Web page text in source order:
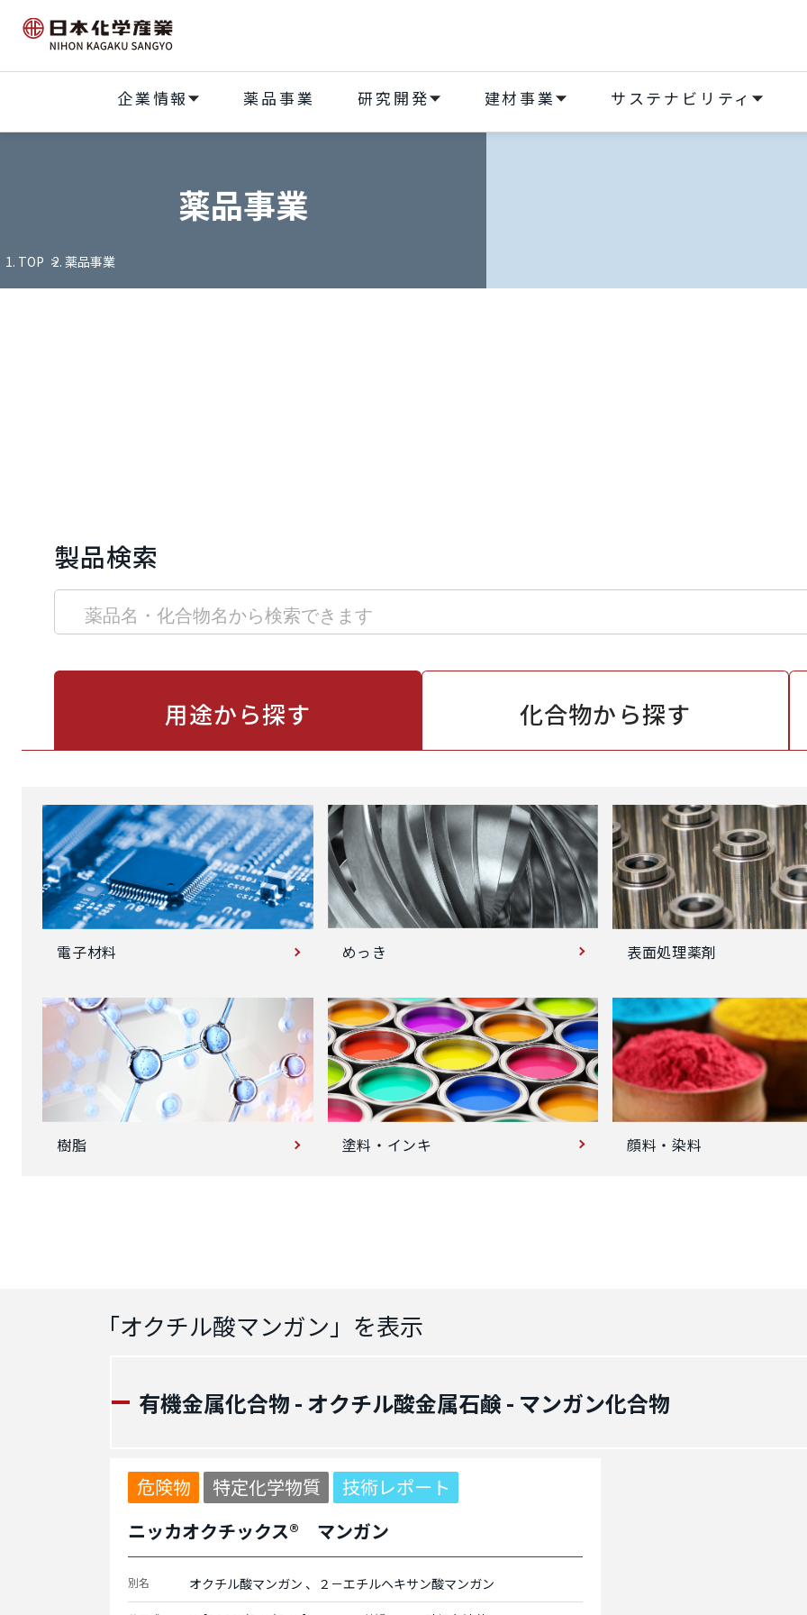
企業情報 薬品事業 研究開発 建材事業 サステナビリティ
薬品事業
TOP 薬品事業
製品検索
用途から探す 化合物から探す
電子材料 めっき 表面処理薬剤
樹脂 塗料・インキ 顔料・染料
「オクチル酸マンガン 」を表示
有機金属化合物 - オクチル酸金属石鹸 - マンガン化合物
危険物 特定化学物質
技術レポート
ニッカオクチックス® マンガン
別名 オクチル酸マンガン ２－エチルヘキサン酸マンガン